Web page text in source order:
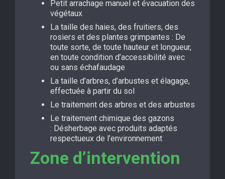
Petit arrachage manuel et évacuation des
végétaux
La taille des haies, des fruitiers, des
rosiers et des plantes grimpantes : De
toute sorte, de toute hauteur et longueur,
en toute condition d’accessibilité avec
ou sans échafaudage
La taille d’arbres, d’arbustes et élagage,
effectuée à partir du sol
Le traitement des arbres et des arbustes
Le traitement chimique des gazons
: Désherbage avec produits adaptés
respectueux de l’environnement
Zone d’intervention